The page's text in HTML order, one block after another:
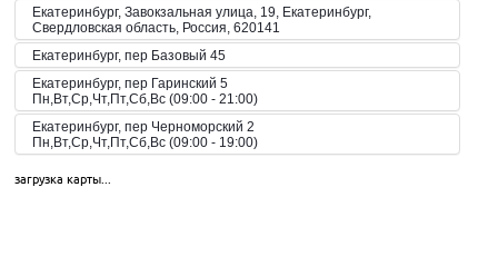
Екатеринбург, Завокзальная улица, 19, Екатеринбург,
Свердловская область, Россия, 620141
Екатеринбург, пер Базовый 45
Екатеринбург, пер Гаринский 5
Пн,Вт,Ср,Чт,Пт,Сб,Вс (09:00 - 21:00)
Екатеринбург, пер Черноморский 2
Пн,Вт,Ср,Чт,Пт,Сб,Вс (09:00 - 19:00)
Пн-Вс 10:00-20:00
загрузка карты...